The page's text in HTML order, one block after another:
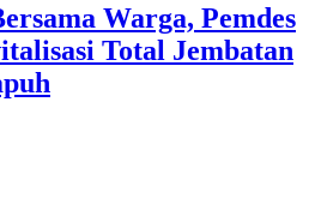
Warga, Pemdes
Total Jembatan